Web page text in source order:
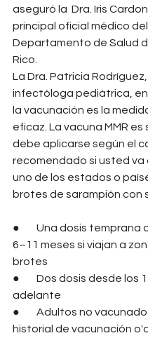
aseguró la Dra. Iris
principal oficial médico del
Departamento de Salud
Rico.
La Dra. Patricia Rodríguez,
infectóloga pediátrica,
la vacunación es la
eficaz. La vacuna MMR es
debe aplicarse según el
recomendado si usted va
uno de los estados o
brotes de sarampión con
●        Una dosis
6–11 meses si viajan a
brotes
●        Dos dosis desde
adelante
●        Adultos no
historial de vacunación